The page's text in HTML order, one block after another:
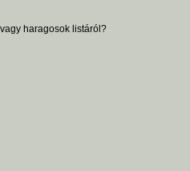
haragosok listáról?